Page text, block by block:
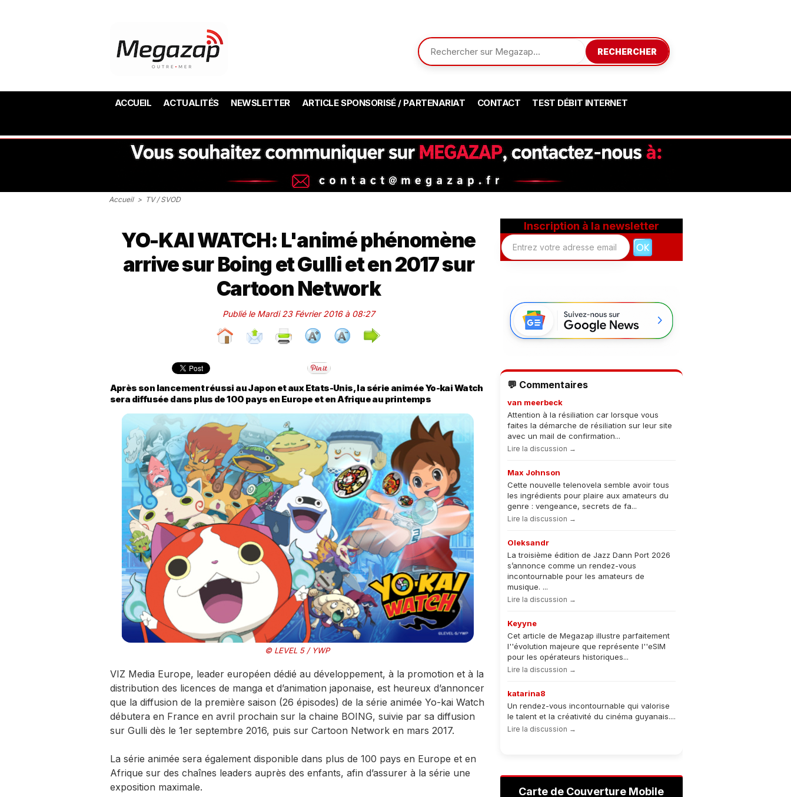
RECHERCHER
ACCUEIL ACTUALITÉS NEWSLETTER ARTICLE SPONSORISÉ / PARTENARIAT CONTACT TEST DÉBIT INTERNET
Accueil > TV / SVOD
YO-KAI WATCH: L'animé phénomène
arrive sur Boing et Gulli et en 2017 sur
Cartoon Network
Publié le Mardi 23 Février 2016 à 08:27
Après son lancement réussi au Japon et aux Etats-­Unis, la série animée Yo-­kai Watch
sera diffusée dans plus de 100 pays en Europe et en Afrique au printemps
© LEVEL 5 / YWP
VIZ Media Europe, leader européen dédié au développement, à la promotion et à la
distribution des licences de manga et d’animation japonaise, est heureux d’annoncer
que la diffusion de la première saison (26 épisodes) de la série animée Yo-kai Watch
débutera en France en avril prochain sur la chaine BOING, suivie par sa diffusion
sur Gulli dès le 1er septembre 2016, puis sur Cartoon Network en mars 2017.
La série animée sera également disponible dans plus de 100 pays en Europe et en
Afrique sur des chaînes leaders auprès des enfants, afin d’assurer à la série une
exposition maximale.
Inscription à la newsletter
💬 Commentaires
van meerbeck
Attention à la résiliation car lorsque vous
faites la démarche de résiliation sur leur site
avec un mail de confirmation...
Lire la discussion →
Max Johnson
Cette nouvelle telenovela semble avoir tous
les ingrédients pour plaire aux amateurs du
genre : vengeance, secrets de fa...
Lire la discussion →
Oleksandr
La troisième édition de Jazz Dann Port 2026
s’annonce comme un rendez-vous
incontournable pour les amateurs de
musique. ...
Lire la discussion →
Keyyne
Cet article de Megazap illustre parfaitement
l''évolution majeure que représente l''eSIM
pour les opérateurs historiques...
Lire la discussion →
katarina8
Un rendez-vous incontournable qui valorise
le talent et la créativité du cinéma guyanais....
Lire la discussion →
Carte de Couverture Mobile